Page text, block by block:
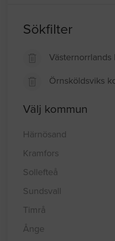
Sökfilter
Västernorrlands
Örnsköldsviks
Välj kommun
Härnösand
Kramfors
Sollefteå
Sundsvall
Timrå
Ånge